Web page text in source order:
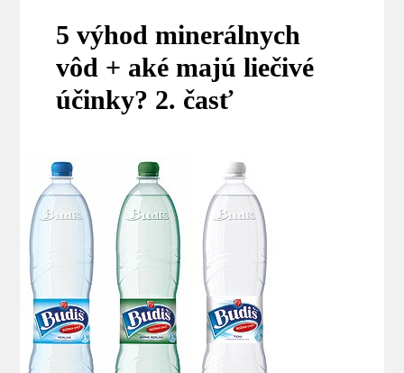
5 výhod minerálnych
vôd + aké majú liečivé
účinky? 2. časť